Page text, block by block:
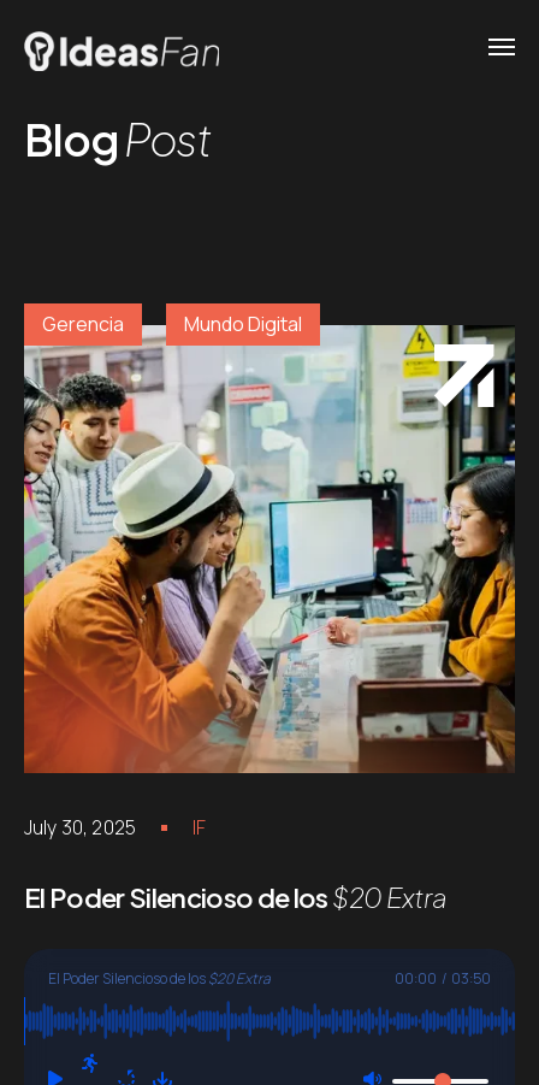
BlogPost
Gerencia Mundo Digital
July 30, 2025 IF
El Poder Silencioso de los$20 Extra
El Poder Silencioso de los$20 Extra 00:00 / 03:50